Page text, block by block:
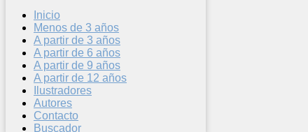
Inicio
Menos de 3 años
A partir de 3 años
A partir de 6 años
A partir de 9 años
A partir de 12 años
Ilustradores
Autores
Contacto
Buscador